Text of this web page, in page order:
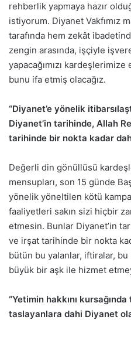
rehberlik yapmaya hazır
istiyorum. Diyanet Vakfımız
tarafında hem zekât
zengin arasında, işçiyle
yapacağımızı
bunu ifa etmiş olacağız.
“Diyanet’e yönelik
Diyanet’in tarihinde, Allah
tarihinde bir nokta kadar
Değerli din gönüllüsü
mensupları, son 15 günde
yönelik yöneltilen kötü
faaliyetleri sakın sizi hiçbir
etmesin. Bunlar Diyanet’in
ve irşat tarihinde bir nokta
bütün bu yalanlar, iftiralar,
büyük bir aşk ile hizmet
“Yetimin hakkını
taslayanlara dahi Diyanet